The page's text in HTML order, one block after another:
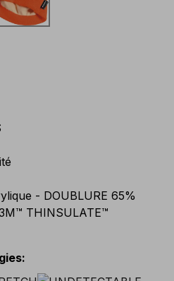
- DOUBLURE 65%
THINSULATE™
: